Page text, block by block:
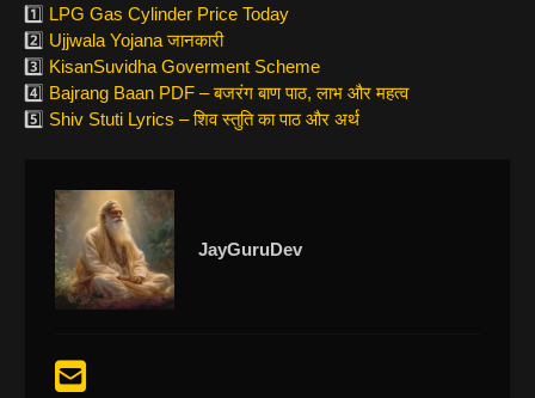
1️⃣ LPG Gas Cylinder Price Today
2️⃣ Ujjwala Yojana जानकारी
3️⃣ KisanSuvidha Goverment Scheme
4️⃣ Bajrang Baan PDF – बजरंग बाण पाठ, लाभ और महत्व
5️⃣ Shiv Stuti Lyrics – शिव स्तुति का पाठ और अर्थ
JayGuruDev